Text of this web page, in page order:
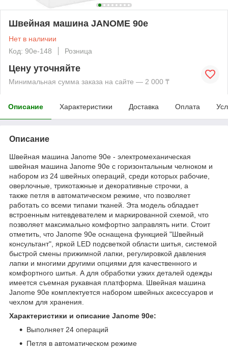
Швейная машина JANOME 90e
Нет в наличии
Код: 90e-148
Розница
Цену уточняйте
Минимальная сумма заказа на сайте — 2 000 ₸
Описание Характеристики Доставка Оплата
Описание
Швейная машина Janome 90e - электромеханическая
швейная машина Janome 90e с горизонтальным челноком и
набором из 24 швейных операций, среди которых рабочие,
оверлочные, трикотажные и декоративные строчки, а
также петля в автоматическом режиме, что позволяет
работать со всеми типами тканей. Эта модель обладает
встроенным нитевдевателем и маркированной схемой, что
позволяет максимально комфортно заправлять нити. Стоит
отметить, что Janome 90e оснащена функцией "Швейный
консультант", яркой LED подсветкой области шитья, системой
быстрой смены прижимной лапки, регулировкой давления
лапки и многими другими опциями для качественного и
комфортного шитья. А для обработки узких деталей одежды
имеется съемная рукавная платформа. Швейная машина
Janome 90e комплектуется набором швейных аксессуаров и
чехлом для хранения.
Характеристики и описание Janome 90e:
Выполняет 24 операций
Петля в автоматическом режиме